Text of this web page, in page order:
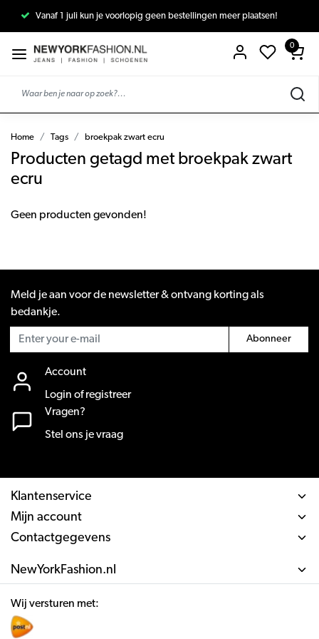
Vanaf 1 juli kun je voorlopig geen bestellingen meer plaatsen!
0
Home Tags broekpak zwart ecru
Producten getagd met broekpak zwart
ecru
Geen producten gevonden!
Meld je aan voor de newsletter & ontvang korting als
bedankje.
Abonneer
Account
Login of registreer
Vragen?
Stel ons je vraag
Klantenservice
Mijn account
Contactgegevens
NewYorkFashion.nl
Wij versturen met: